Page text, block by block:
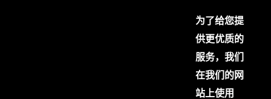
为了给您提
供更优质的
服务，我们
在我们的网
站上使用